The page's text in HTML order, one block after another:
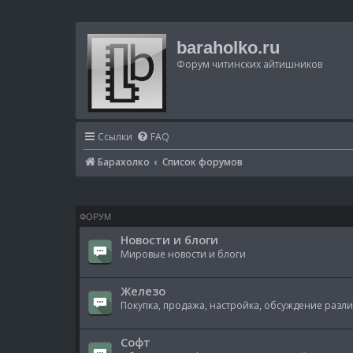
baraholko.ru
Форум читинских айтишников
Ссылки FAQ
Барахолко
Список форумов
ФОРУМ
Новости и блоги
Мировые новости и блоги
Железо
Покупка, продажа, настройка, обсуждение
Софт